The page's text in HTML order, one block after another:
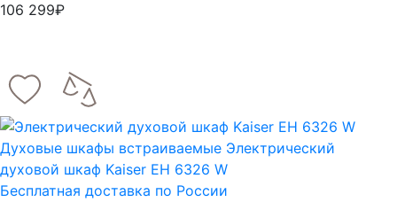
106 299₽
Духовые шкафы встраиваемые Электрический
духовой шкаф Kaiser EH 6326 W
Бесплатная доставка по России